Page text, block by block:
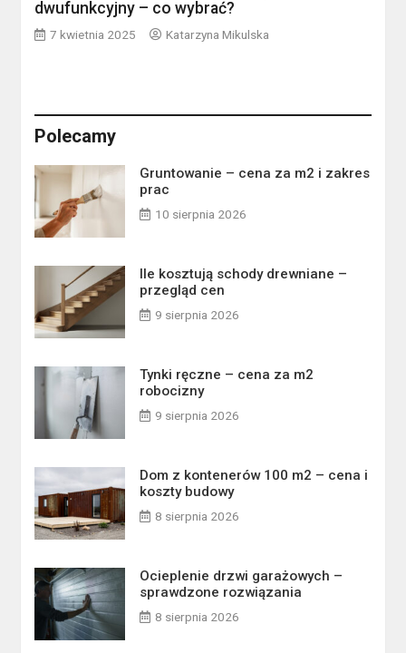
dwufunkcyjny – co wybrać?
7 kwietnia 2025 Katarzyna Mikulska
Polecamy
Gruntowanie – cena za m2 i zakres
prac
10 sierpnia 2026
Ile kosztują schody drewniane –
przegląd cen
9 sierpnia 2026
Tynki ręczne – cena za m2
robocizny
9 sierpnia 2026
Dom z kontenerów 100 m2 – cena i
koszty budowy
8 sierpnia 2026
Ocieplenie drzwi garażowych –
sprawdzone rozwiązania
8 sierpnia 2026